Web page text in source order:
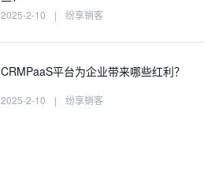
2025-2-10 | 纷享销客
CRMPaaS平台为企业带来哪些红利？
2025-2-10 | 纷享销客